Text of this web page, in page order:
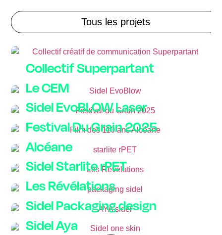
Tous les projets
Collectif Superpartant
Le CEM
Sidel EvoBLOW Laser
Festival Du Grain 2025
Alcéane
Sidel Starlite rPET
Les Révélations
Sidel Packaging design
Sidel Aya